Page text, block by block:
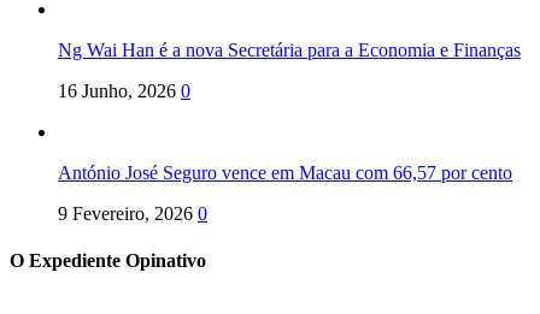
Ng Wai Han é a nova Secretária para a Economia e Finanças
16 Junho, 2026 0
António José Seguro vence em Macau com 66,57 por cento
9 Fevereiro, 2026 0
O Expediente Opinativo